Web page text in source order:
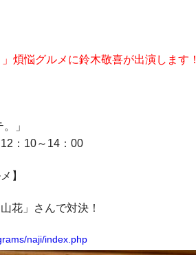
煩悩グルメに鈴木敬喜が出演します！
」
：10～14：00
】
花」さんで対決！
naji/index.php